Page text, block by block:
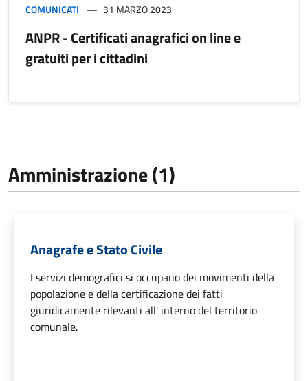
COMUNICATI 31 MARZO 2023
ANPR - Certificati anagrafici on line e
gratuiti per i cittadini
Amministrazione (1)
Anagrafe e Stato Civile
I servizi demografici si occupano dei movimenti della
popolazione e della certificazione dei fatti
giuridicamente rilevanti all' interno del territorio
comunale.